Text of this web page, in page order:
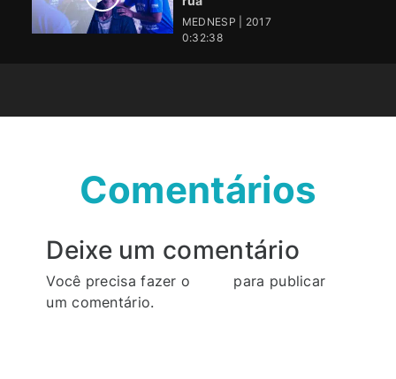
MEDNESP | 2017
0:32:38
Comentários
Deixe um comentário
Você precisa fazer o
para publicar
um comentário.